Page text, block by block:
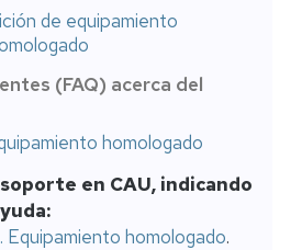
de equipamiento
(FAQ) acerca del
homologado
en CAU, indicando
homologado.